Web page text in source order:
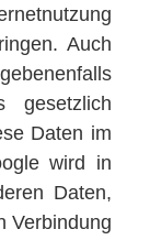
Auch
gesetzlich
Daten im
wird in
Daten,
Verbindung